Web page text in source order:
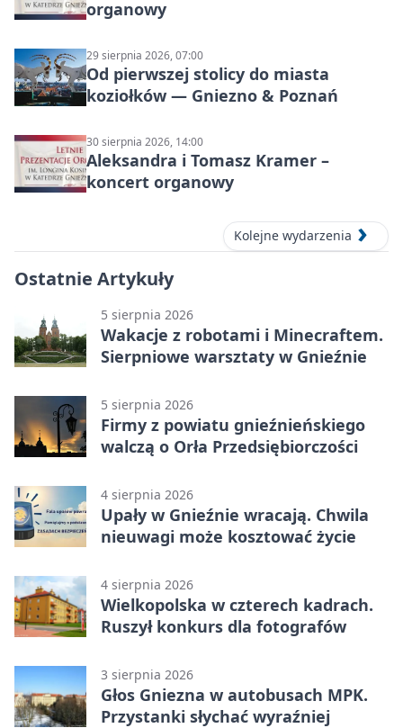
organowy
29 sierpnia 2026, 07:00
Od pierwszej stolicy do miasta
koziołków — Gniezno & Poznań
30 sierpnia 2026, 14:00
Aleksandra i Tomasz Kramer –
koncert organowy
Kolejne wydarzenia
Ostatnie Artykuły
5 sierpnia 2026
Wakacje z robotami i Minecraftem.
Sierpniowe warsztaty w Gnieźnie
5 sierpnia 2026
Firmy z powiatu gnieźnieńskiego
walczą o Orła Przedsiębiorczości
4 sierpnia 2026
Upały w Gnieźnie wracają. Chwila
nieuwagi może kosztować życie
4 sierpnia 2026
Wielkopolska w czterech kadrach.
Ruszył konkurs dla fotografów
3 sierpnia 2026
Głos Gniezna w autobusach MPK.
Przystanki słychać wyraźniej